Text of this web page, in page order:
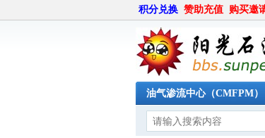
积分兑换 赞助充值 购买邀
油气渗流中心（CMFPM）